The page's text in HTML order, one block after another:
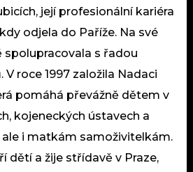
její profesionální kariéra
odjela do Paříže. Na své
s řadou
roce 1997 založila Nadaci
pomáhá převážně dětem v
kojeneckých ústavech a
i matkám samoživitelkám.
dětí a žije střídavě v Praze,